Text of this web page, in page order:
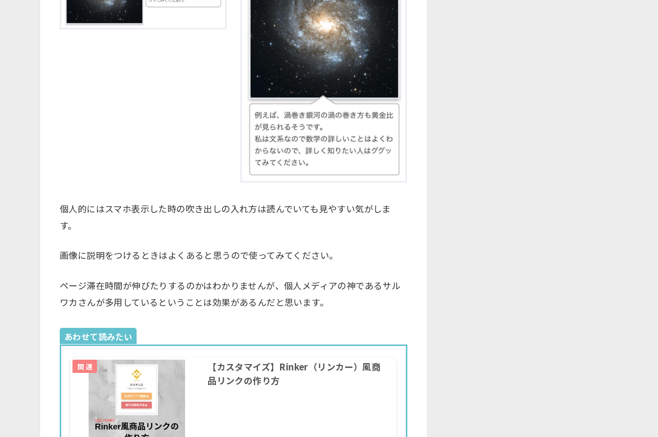
個人的にはスマホ表示した時の吹き出しの入れ方は読んでいても見やすい気がしま
す。
画像に説明をつけるときはよくあると思うので使ってみてください。
ページ滞在時間が伸びたりするのかはわかりませんが、個人メディアの神であるサル
ワカさんが多用しているということは効果があるんだと思います。
あわせて読みたい
【カスタマイズ】Rinker（リンカー）風商
品リンクの作り方